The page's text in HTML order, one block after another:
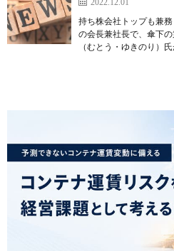
持ち株会社トップも兼
の会長兼社長で、傘下
（むとう・ゆきのり）